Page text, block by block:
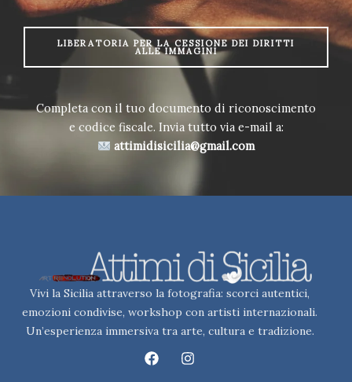
LIBERATORIA PER LA CESSIONE DEI DIRITTI
ALLE IMMAGINI
Completa con il tuo documento di riconoscimento
e codice fiscale. Invia tutto via e-mail a:
attimidisicilia@gmail.com
Vivi la Sicilia attraverso la fotografia: scorci autentici,
emozioni condivise, workshop con artisti internazionali.
Un’esperienza immersiva tra arte, cultura e tradizione.
F
a
I